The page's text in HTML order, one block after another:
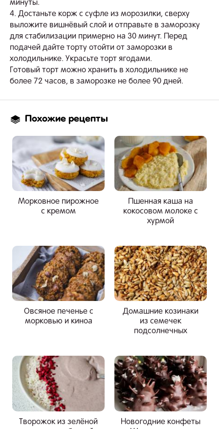
минуты.
4. Достаньте корж с суфле из морозилки, сверху
выложите вишнёвый слой и отправьте в заморозку
для стабилизации примерно на 30 минут. Перед
подачей дайте торту отойти от заморозки в
холодильнике. Украсьте торт ягодами.
Готовый торт можно хранить в холодильнике не
более 72 часов, в заморозке не более 90 дней.
Похожие рецепты
Морковное пирожное
с кремом
Пшенная каша на
кокосовом молоке с
хурмой
Овсяное печенье с
морковью и киноа
Домашние козинаки
из семечек
подсолнечных
Творожок из зелёной
Новогодние конфеты